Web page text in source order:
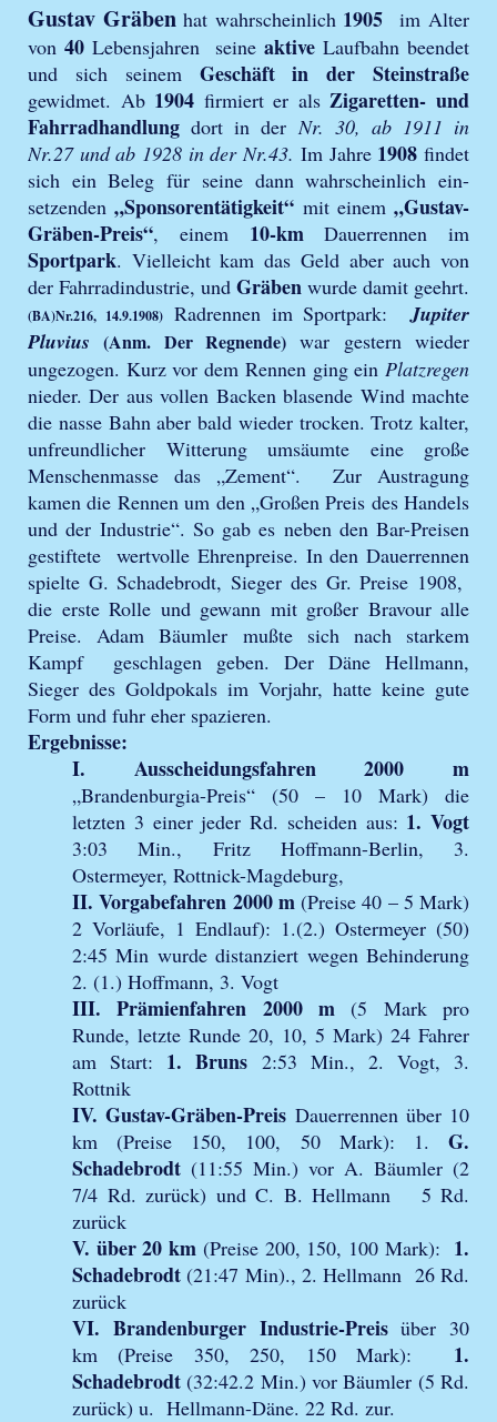
Gustav Gräben hat wahrscheinlich 1905 im Alter
von 40Lebensjahren seineaktive Laufbahn beendet
und sich seinem Geschäft in der Steinstraße
gewidmet. Ab 1904 firmiert er alsZigaretten- und
Fahrradhandlung dort in derNr. 30, ab 1911 in
Nr.27 und ab 1928 in der Nr.43. Im Jahre 1908 findet
sich ein Beleg für seine dann wahrscheinlich ein-
setzenden„Sponsorentätigkeit“ mit einem „Gustav-
Gräben-Preis“, einem 10-kmDauerrennen im
Sportpark. Vielleicht kam das Geld aber auch von
der Fahrradindustrie, und Gräben wurde damit geehrt.
(BA)Nr.216, 14.9.1908)Radrennen im Sportpark:Jupiter
Pluvius (Anm. Der Regnende) war gestern wieder
ungezogen. Kurz vor dem Rennen ging ein Platzregen
nieder. Der aus vollen Backen blasende Wind machte
die nasse Bahn aber bald wieder trocken. Trotz kalter,
unfreundlicher Witterung umsäumte eine große
Menschenmasse das „Zement“. Zur Austragung
kamen die Rennen um den „Großen Preis des Handels
und der Industrie“. So gab es neben den Bar-Preisen
gestiftete wertvolle Ehrenpreise. In den Dauerrennen
spielte G. Schadebrodt, Sieger des Gr. Preise 1908,
die erste Rolle und gewann mit großer Bravour alle
Preise. Adam Bäumler mußte sich nach starkem
Kampf geschlagen geben. Der Däne Hellmann,
Sieger des Goldpokals im Vorjahr, hatte keine gute
Form und fuhr eher spazieren.
Ergebnisse:
I. Ausscheidungsfahren 2000 m
„Brandenburgia-Preis“ (50 – 10 Mark) die
letzten 3 einer jeder Rd. scheiden aus: 1. Vogt
3:03 Min., Fritz Hoffmann-Berlin, 3.
Ostermeyer, Rottnick-Magdeburg,
II. Vorgabefahren 2000 m(Preise 40 – 5 Mark)
2 Vorläufe, 1 Endlauf): 1.(2.) Ostermeyer (50)
2:45 Min wurde distanziert wegen Behinderung
2. (1.) Hoffmann, 3. Vogt
III. Prämienfahren 2000 m (5 Mark pro
Runde, letzte Runde 20, 10, 5 Mark) 24 Fahrer
am Start: 1. Bruns 2:53 Min., 2. Vogt, 3.
Rottnik
IV. Gustav-Gräben-Preis Dauerrennen über 10
km (Preise 150, 100, 50 Mark): 1. G.
Schadebrodt (11:55 Min.) vor A. Bäumler (2
7/4 Rd. zurück) und C. B. Hellmann 5 Rd.
zurück
V. über 20 km (Preise 200, 150, 100 Mark): 1.
Schadebrodt (21:47 Min)., 2. Hellmann 26 Rd.
zurück
VI. Brandenburger Industrie-Preisüber 30
km (Preise 350, 250, 150 Mark): 1.
Schadebrodt (32:42.2 Min.) vor Bäumler (5 Rd.
zurück) u. Hellmann-Däne. 22 Rd. zur.